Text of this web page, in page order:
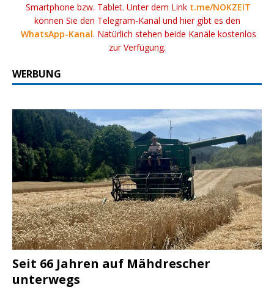
Smartphone bzw. Tablet. Unter dem Link t.me/NOKZEIT
können Sie den Telegram-Kanal und hier gibt es den
WhatsApp-Kanal. Natürlich stehen beide Kanäle kostenlos
zur Verfügung.
WERBUNG
Seit 66 Jahren auf Mähdrescher
unterwegs